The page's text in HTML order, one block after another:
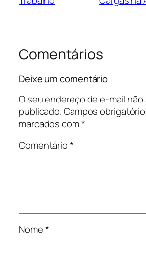
Comentários
Deixe um comentário
O seu endereço de e-mail não
publicado.Campos
marcados com*
Comentário*
Nome*